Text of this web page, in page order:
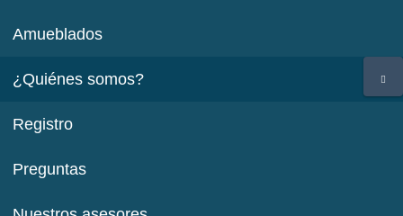
Amueblados
¿Quiénes somos?
Registro
Preguntas